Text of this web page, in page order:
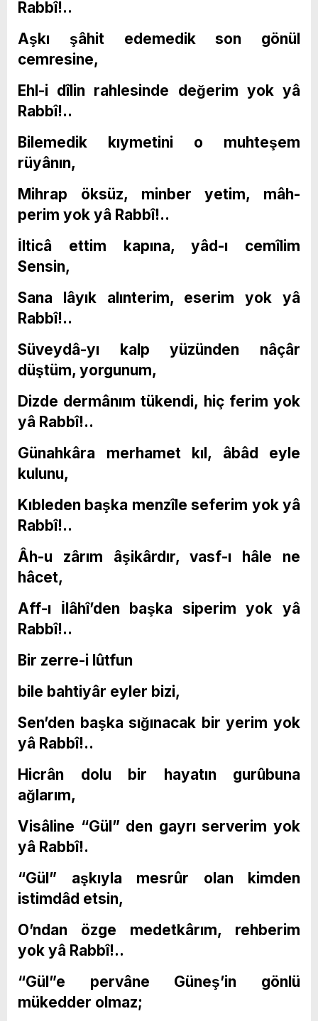
Rabbî!..
Aşkı şâhit edemedik son gönül
cemresine,
Ehl-i dîlin rahlesinde değerim yok yâ
Rabbî!..
Bilemedik kıymetini o muhteşem
rüyânın,
Mihrap öksüz, minber yetim, mâh-
perim yok yâ Rabbî!..
İlticâ ettim kapına, yâd-ı cemîlim
Sensin,
Sana lâyık alınterim, eserim yok yâ
Rabbî!..
Süveydâ-yı kalp yüzünden nâçâr
düştüm, yorgunum,
Dizde dermânım tükendi, hiç ferim yok
yâ Rabbî!..
Günahkâra merhamet kıl, âbâd eyle
kulunu,
Kıbleden başka menzîle seferim yok yâ
Rabbî!..
Âh-u zârım âşikârdır, vasf-ı hâle ne
hâcet,
Aff-ı İlâhî’den başka siperim yok yâ
Rabbî!..
Bir zerre-i lûtfun
bile bahtiyâr eyler bizi,
Sen’den başka sığınacak bir yerim yok
yâ Rabbî!..
Hicrân dolu bir hayatın gurûbuna
ağlarım,
Visâline “Gül” den gayrı serverim yok
yâ Rabbî!.
“Gül” aşkıyla mesrûr olan kimden
istimdâd etsin,
O’ndan özge medetkârım, rehberim
yok yâ Rabbî!..
“Gül”e pervâne Güneş’in gönlü
mükedder olmaz;